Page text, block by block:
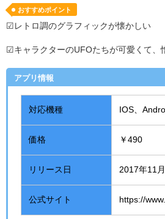
おすすめポイント
☑レトロ調のグラフィックが懐かしい
☑キャラクターのUFOたちが可愛くて、
アプリ情報
対応機種 IOS、
価格 ￥490
リリース日 2017年11
公式サイト https://